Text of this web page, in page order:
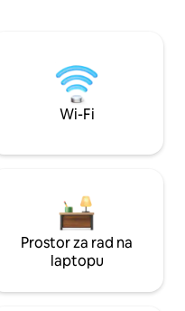
Wi-Fi
Prostor za rad na
laptopu